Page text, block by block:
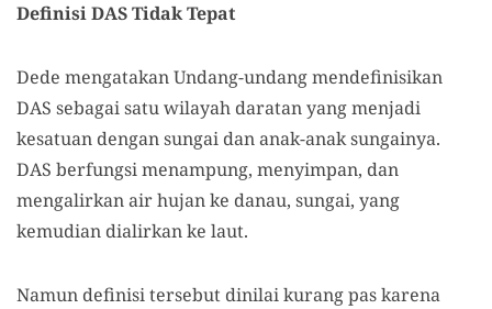
Definisi DAS Tidak Tepat
Dede mengatakan Undang-undang mendefinisikan
DAS sebagai satu wilayah daratan yang menjadi
kesatuan dengan sungai dan anak-anak sungainya.
DAS berfungsi menampung, menyimpan, dan
mengalirkan air hujan ke danau, sungai, yang
kemudian dialirkan ke laut.
Namun definisi tersebut dinilai kurang pas karena